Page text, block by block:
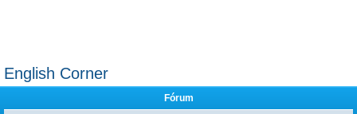
English Corner
Fórum